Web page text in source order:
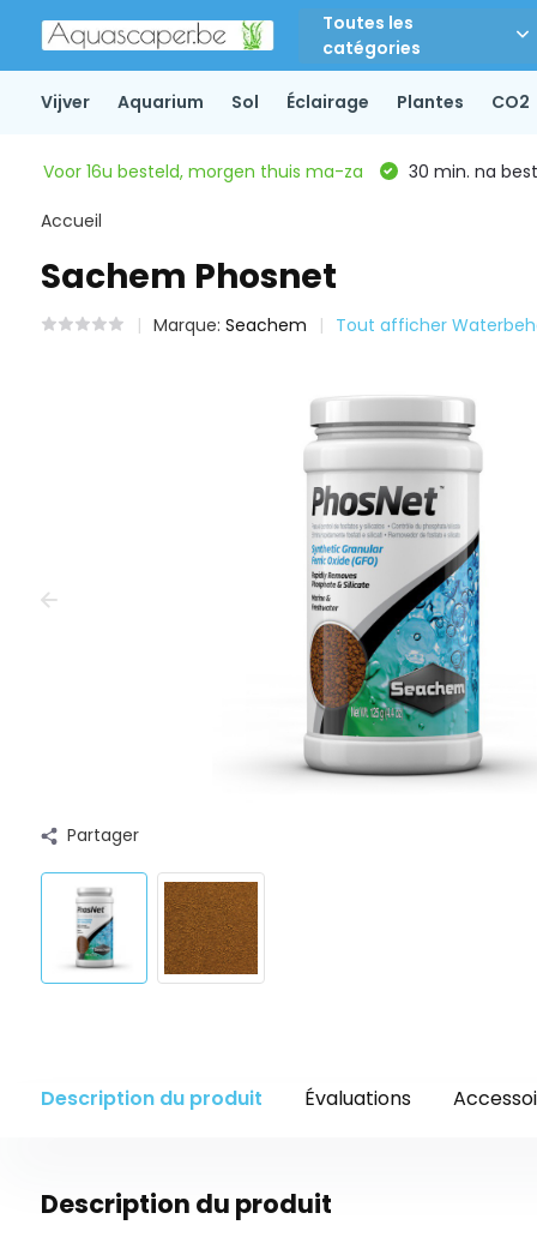
Toutes les
catégories
Vijver Aquarium Sol Éclairage Plantes CO2
Voor 16u besteld, morgen thuis ma-za 30 min. na
Accueil
Sachem Phosnet
Marque: Seachem Tout afficher
Partager
Description du produit Évaluations
Description du produit